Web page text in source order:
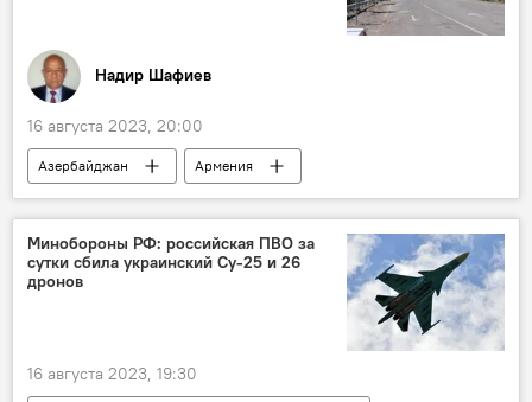
Надир Шафиев
16 августа 2023, 20:00
Азербайджан
Армения
КПП "Лачин"
СБ ООН
заседание
Политика
Колумнисты
Минобороны РФ: российская ПВО за
сутки сбила украинский Су-25 и 26
дронов
16 августа 2023, 19:30